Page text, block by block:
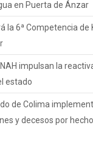
en Puerta de Ánzar
la 6ª Competencia de
impulsan la
estado
de Colima
y decesos por